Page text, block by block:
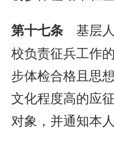
第十七条 基层
校负责征兵工作
步体检合格且思
文化程度高的应
对象，并通知本人